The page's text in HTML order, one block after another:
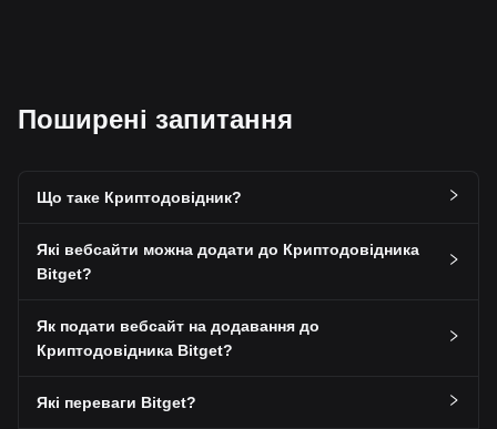
Поширені запитання
Що таке Криптодовідник?
Які вебсайти можна додати до Криптодовідника
Bitget?
Як подати вебсайт на додавання до
Криптодовідника Bitget?
Які переваги Bitget?